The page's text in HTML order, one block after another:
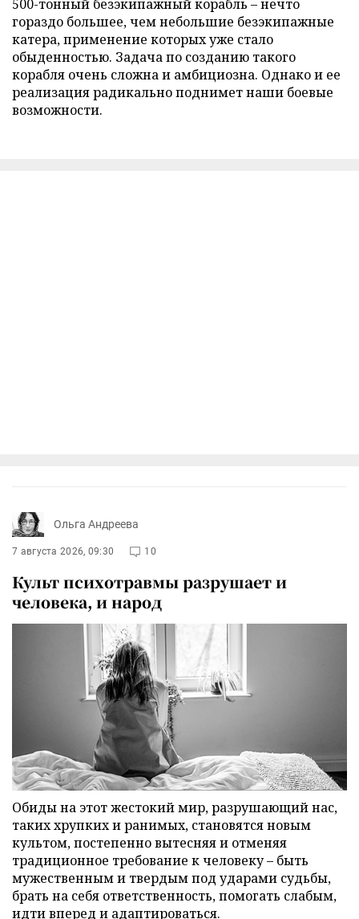
500-тонный безэкипажный корабль – нечто
гораздо большее, чем небольшие безэкипажные
катера, применение которых уже стало
обыденностью. Задача по созданию такого
корабля очень сложна и амбициозна. Однако и ее
реализация радикально поднимет наши боевые
возможности.
Ольга Андреева
7 августа 2026, 09:30 10
Культ психотравмы разрушает и
человека, и народ
Обиды на этот жестокий мир, разрушающий нас,
таких хрупких и ранимых, становятся новым
культом, постепенно вытесняя и отменяя
традиционное требование к человеку – быть
мужественным и твердым под ударами судьбы,
брать на себя ответственность, помогать слабым,
идти вперед и адаптироваться.